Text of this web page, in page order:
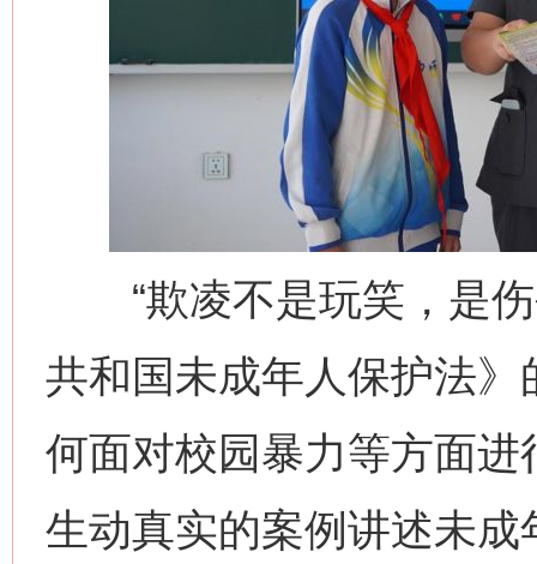
“欺凌不是玩笑，是伤
共和国未成年人保护法
何面对校园暴力等方面
生动真实的案例讲述未
魏明亮
生